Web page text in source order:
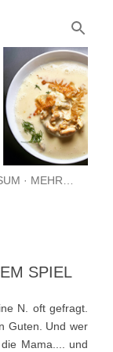
MEHR…
SPIEL
N. oft gefragt.
Guten. Und wer
Mama.... und